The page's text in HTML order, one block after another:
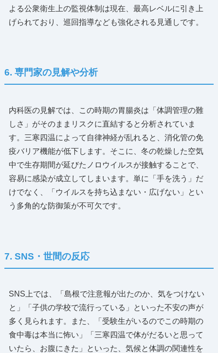
よる公衆衛生上の監視体制は現在、最高レベルに引き上
げられており、巡回指導なども強化される見通しです。
6. 専門家の見解や分析
内科医の見解では、この時期の胃腸炎は「体調管理の難
しさ」がそのままリスクに直結すると分析されていま
す。三寒四温によって自律神経が乱れると、消化管の免
疫バリア機能が低下します。そこに、冬の乾燥した空気
中で生存期間が延びたノロウイルスが接触することで、
容易に感染が成立してしまいます。単に「手を洗う」だ
けでなく、「ウイルスを持ち込まない・広げない」とい
う多角的な防御策が不可欠です。
7. SNS・世間の反応
SNS上では、「島根で注意報が出たのか、気をつけない
と」「子供の学校で流行っている」といった不安の声が
多く見られます。また、「受験生がいるのでこの時期の
食中毒は本当に怖い」「三寒四温で体がだるいと思って
いたら、お腹にきた」といった、気候と体調の関連性を